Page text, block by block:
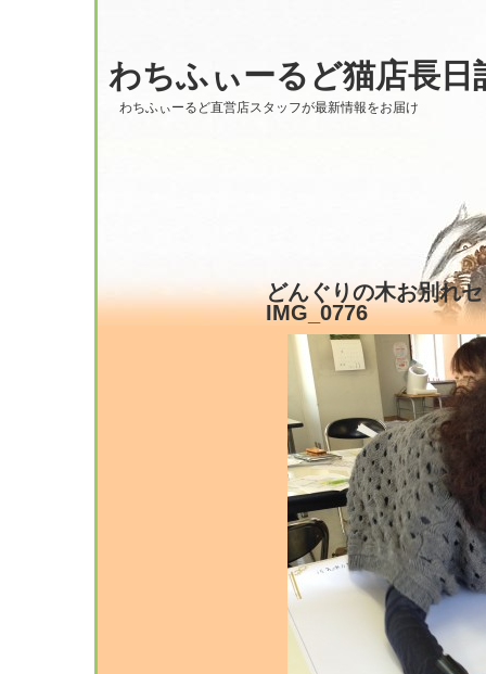
わちふぃーるど猫店長日
わちふぃーるど直営店スタッフが最新情報をお届け
どんぐりの木お別れ
IMG_0776